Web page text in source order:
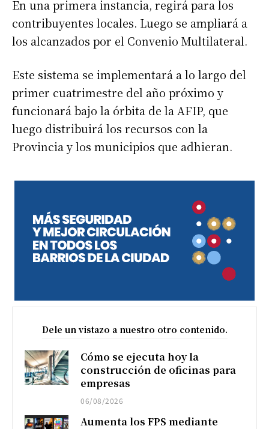
En una primera instancia, regirá para los
contribuyentes locales. Luego se ampliará a
los alcanzados por el Convenio Multilateral.
Este sistema se implementará a lo largo del
primer cuatrimestre del año próximo y
funcionará bajo la órbita de la AFIP, que
luego distribuirá los recursos con la
Provincia y los municipios que adhieran.
Dele un vistazo a nuestro otro contenido.
Cómo se ejecuta hoy la
construcción de oficinas para
empresas
06/08/2026
Aumenta los FPS mediante